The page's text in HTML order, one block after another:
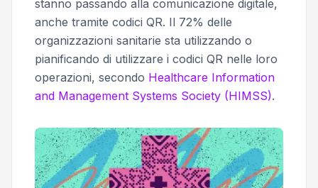
stanno passando alla comunicazione digitale,
anche tramite codici QR. Il 72% delle
organizzazioni sanitarie sta utilizzando o
pianificando di utilizzare i codici QR nelle loro
operazioni, secondo Healthcare Information
and Management Systems Society (HIMSS).